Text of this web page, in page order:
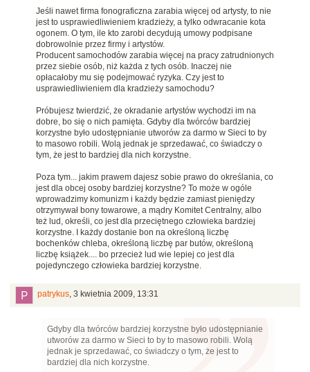
Jeśli nawet firma fonograficzna zarabia więcej od artysty, to nie
jest to usprawiedliwieniem kradzieży, a tylko odwracanie kota
ogonem. O tym, ile kto zarobi decydują umowy podpisane
dobrowolnie przez firmy i artystów.
Producent samochodów zarabia więcej na pracy zatrudnionych
przez siebie osób, niż każda z tych osób. Inaczej nie
opłacałoby mu się podejmować ryzyka. Czy jest to
usprawiedliwieniem dla kradzieży samochodu?
Próbujesz twierdzić, że okradanie artystów wychodzi im na
dobre, bo się o nich pamięta. Gdyby dla twórców bardziej
korzystne było udostępnianie utworów za darmo w Sieci to by
to masowo robili. Wolą jednak je sprzedawać, co świadczy o
tym, że jest to bardziej dla nich korzystne.
Poza tym... jakim prawem dajesz sobie prawo do określania, co
jest dla obcej osoby bardziej korzystne? To może w ogóle
wprowadzimy komunizm i każdy będzie zamiast pieniędzy
otrzymywał bony towarowe, a mądry Komitet Centralny, albo
też lud, określi, co jest dla przeciętnego człowieka bardziej
korzystne. I każdy dostanie bon na określoną liczbę
bochenków chleba, określoną liczbę par butów, określoną
liczbę książek.... bo przecież lud wie lepiej co jest dla
pojedynczego człowieka bardziej korzystne.
patrykus, 3 kwietnia 2009, 13:31
Gdyby dla twórców bardziej korzystne było udostępnianie
utworów za darmo w Sieci to by to masowo robili. Wolą
jednak je sprzedawać, co świadczy o tym, że jest to
bardziej dla nich korzystne.